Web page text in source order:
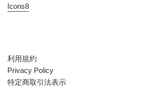
Icons8
利用規約
Privacy Policy
特定商取引法表示